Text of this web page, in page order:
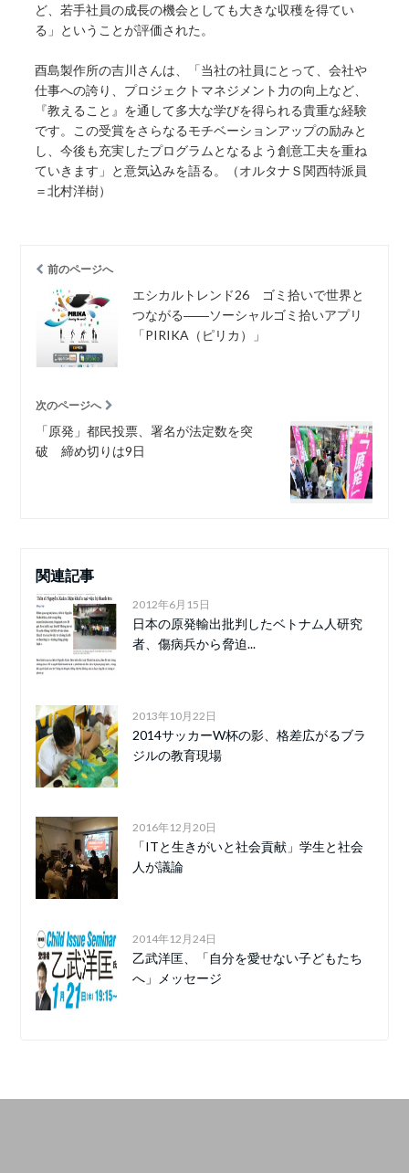
ど、若手社員の成長の機会としても大きな収穫を得てい
る」ということが評価された。
酉島製作所の吉川さんは、「当社の社員にとって、会社や
仕事への誇り、プロジェクトマネジメント力の向上など、
『教えること』を通して多大な学びを得られる貴重な経験
です。この受賞をさらなるモチベーションアップの励みと
し、今後も充実したプログラムとなるよう創意工夫を重ね
ていきます」と意気込みを語る。（オルタナＳ関西特派員
＝北村洋樹）
前のページへ
エシカルトレンド26 ゴミ拾いで世界と
つながる――ソーシャルゴミ拾いアプリ
「PIRIKA（ピリカ）」
次のページへ
「原発」都民投票、署名が法定数を突
破 締め切りは9日
関連記事
2012年6月15日
日本の原発輸出批判したベトナム人研究
者、傷病兵から脅迫...
2013年10月22日
2014サッカーW杯の影、格差広がるブラ
ジルの教育現場
2016年12月20日
「ITと生きがいと社会貢献」学生と社会
人が議論
2014年12月24日
乙武洋匡、「自分を愛せない子どもたち
へ」メッセージ